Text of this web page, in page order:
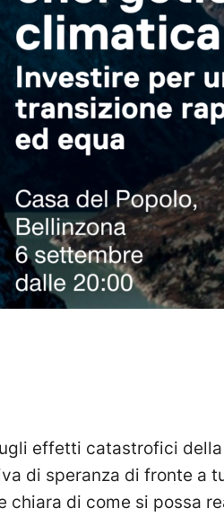
effetti catastrofici
di speranza di fronte a
chiara di come si possa